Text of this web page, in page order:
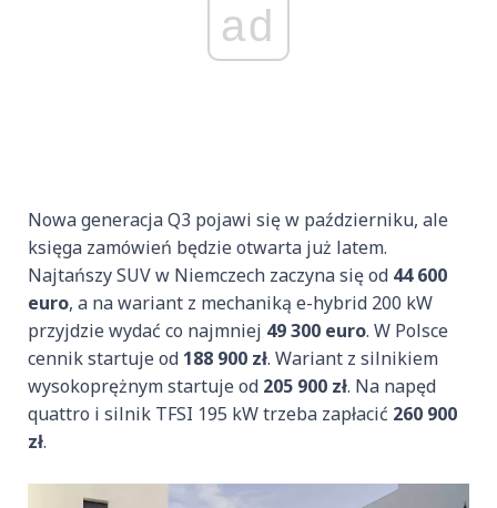
ad
Nowa generacja Q3 pojawi się w październiku, ale
księga zamówień będzie otwarta już latem.
Najtańszy SUV w Niemczech zaczyna się od 44 600
euro, a na wariant z mechaniką e-hybrid 200 kW
przyjdzie wydać co najmniej 49 300 euro. W Polsce
cennik startuje od 188 900 zł. Wariant z silnikiem
wysokoprężnym startuje od 205 900 zł. Na napęd
quattro i silnik TFSI 195 kW trzeba zapłacić 260 900
zł.